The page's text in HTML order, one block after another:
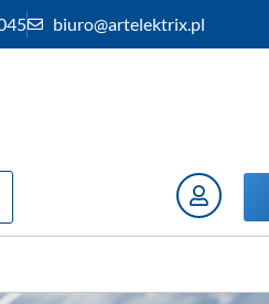
biuro@artelektrix.pl